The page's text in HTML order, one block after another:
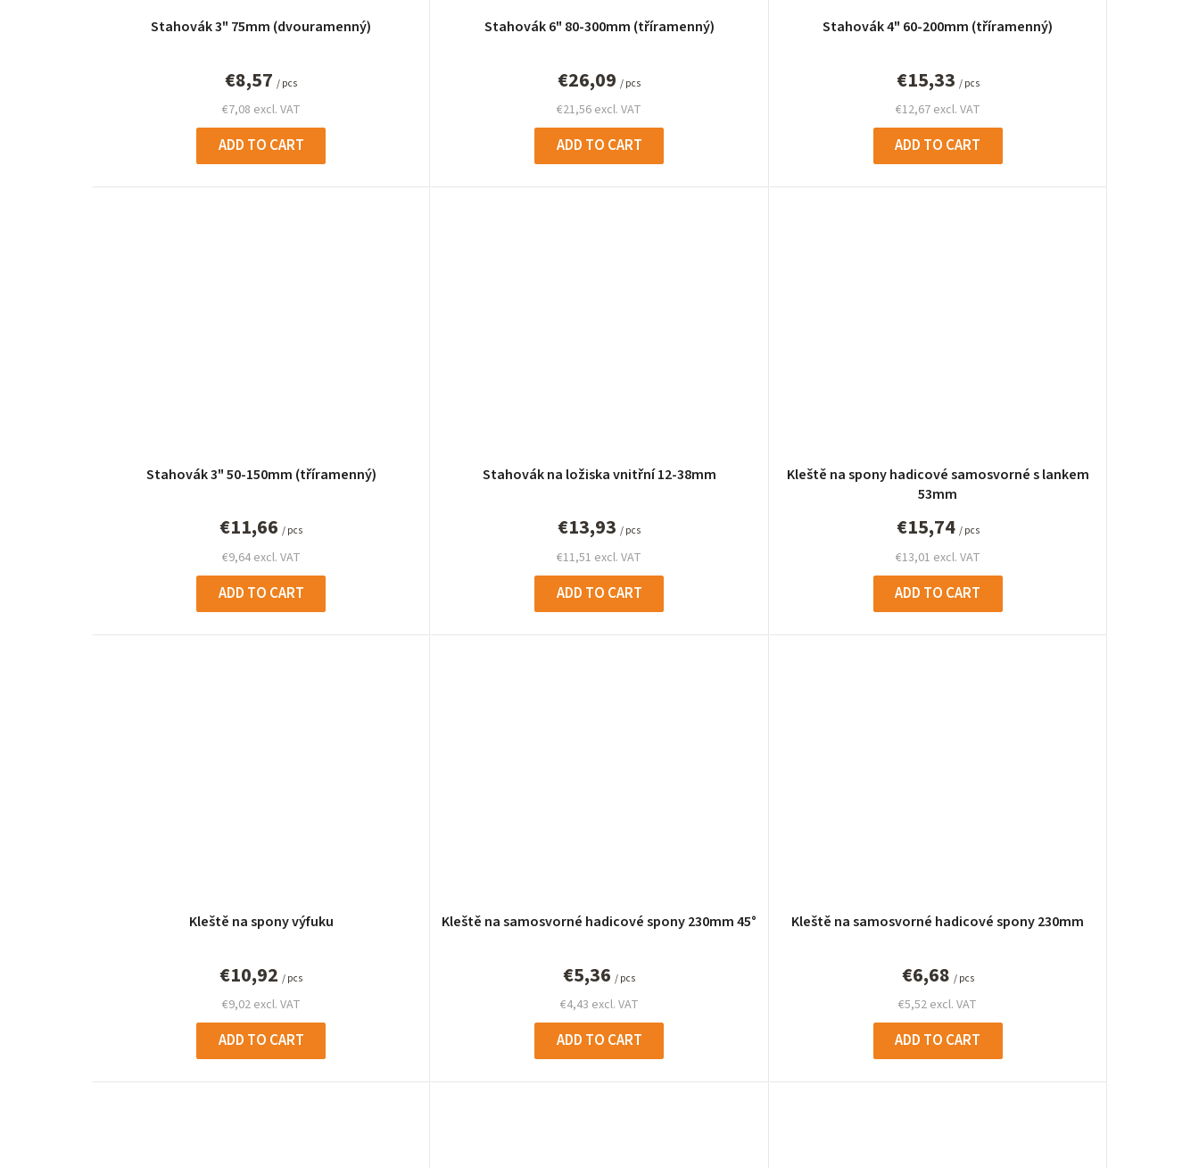
Stahovák 3" 75mm (dvouramenný)
€7,08 excl. VAT
€8,57/ pcs
ADD TO CART
Stahovák 6" 80-300mm (tříramenný)
€21,56 excl. VAT
€26,09/ pcs
ADD TO CART
Stahovák 4" 60-200mm (tříramenný)
€12,67 excl. VAT
€15,33 / pcs
ADD TO CART
Stahovák 3" 50-150mm (tříramenný)
€9,64 excl. VAT
€11,66/ pcs
ADD TO CART
Stahovák na ložiska vnitřní 12-38mm
€11,51 excl. VAT
€13,93/ pcs
ADD TO CART
Kleště na spony hadicové samosvorné s lankem
53mm
€13,01 excl. VAT
€15,74 / pcs
ADD TO CART
Kleště na spony výfuku
€9,02 excl. VAT
€10,92/ pcs
ADD TO CART
Kleště na samosvorné hadicové spony 230mm 45°
€4,43 excl. VAT
€5,36/ pcs
ADD TO CART
Kleště na samosvorné hadicové spony 230mm
€5,52 excl. VAT
€6,68 / pcs
ADD TO CART